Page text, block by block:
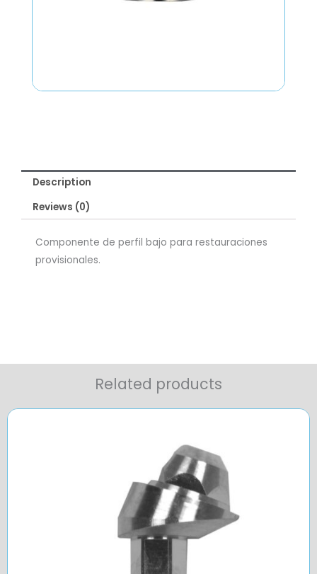
Description
Reviews (0)
Componente de perfil bajo para restauraciones
provisionales.
Related products